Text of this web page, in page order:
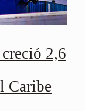
2,6
Caribe